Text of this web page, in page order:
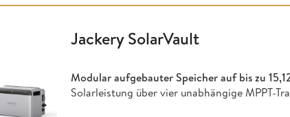
Jackery SolarVault
Modular aufgebauter Speicher auf bis zu
Solarleistung über vier unabhängige MPPT-